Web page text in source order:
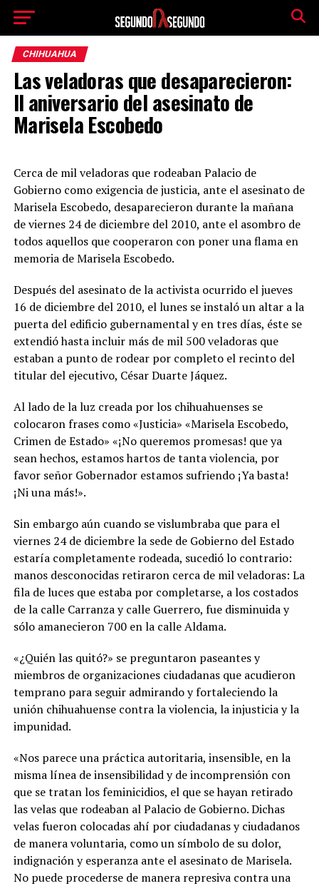
CHIHUAHUA
Las veladoras que desaparecieron:
II aniversario del asesinato de
Marisela Escobedo
Cerca de mil veladoras que rodeaban Palacio de
Gobierno como exigencia de justicia, ante el asesinato de
Marisela Escobedo, desaparecieron durante la mañana
de viernes 24 de diciembre del 2010, ante el asombro de
todos aquellos que cooperaron con poner una flama en
memoria de Marisela Escobedo.
Después del asesinato de la activista ocurrido el jueves
16 de diciembre del 2010, el lunes se instaló un altar a la
puerta del edificio gubernamental y en tres días, éste se
extendió hasta incluir más de mil 500 veladoras que
estaban a punto de rodear por completo el recinto del
titular del ejecutivo, César Duarte Jáquez.
Al lado de la luz creada por los chihuahuenses se
colocaron frases como «Justicia» «Marisela Escobedo,
Crimen de Estado» «¡No queremos promesas! que ya
sean hechos, estamos hartos de tanta violencia, por
favor señor Gobernador estamos sufriendo ¡Ya basta!
¡Ni una más!».
Sin embargo aún cuando se vislumbraba que para el
viernes 24 de diciembre la sede de Gobierno del Estado
estaría completamente rodeada, sucedió lo contrario:
manos desconocidas retiraron cerca de mil veladoras: La
fila de luces que estaba por completarse, a los costados
de la calle Carranza y calle Guerrero, fue disminuida y
sólo amanecieron 700 en la calle Aldama.
«¿Quién las quitó?» se preguntaron paseantes y
miembros de organizaciones ciudadanas que acudieron
temprano para seguir admirando y fortaleciendo la
unión chihuahuense contra la violencia, la injusticia y la
impunidad.
«Nos parece una práctica autoritaria, insensible, en la
misma línea de insensibilidad y de incomprensión con
que se tratan los feminicidios, el que se hayan retirado
las velas que rodeaban al Palacio de Gobierno. Dichas
velas fueron colocadas ahí por ciudadanas y ciudadanos
de manera voluntaria, como un símbolo de su dolor,
indignación y esperanza ante el asesinato de Marisela.
No puede procederse de manera represiva contra una